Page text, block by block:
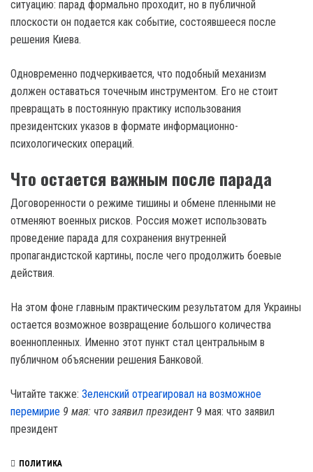
ситуацию: парад формально проходит, но в публичной
плоскости он подается как событие, состоявшееся после
решения Киева.
Одновременно подчеркивается, что подобный механизм
должен оставаться точечным инструментом. Его не стоит
превращать в постоянную практику использования
президентских указов в формате информационно-
психологических операций.
Что остается важным после парада
Договоренности о режиме тишины и обмене пленными не
отменяют военных рисков. Россия может использовать
проведение парада для сохранения внутренней
пропагандистской картины, после чего продолжить боевые
действия.
На этом фоне главным практическим результатом для Украины
остается возможное возвращение большого количества
военнопленных. Именно этот пункт стал центральным в
публичном объяснении решения Банковой.
Читайте также: Зеленский отреагировал на возможное
перемирие 9 мая: что заявил президент 9 мая: что заявил
президент
ПОЛИТИКА